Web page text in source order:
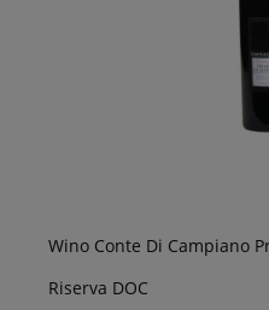
Wino Conte Di Campiano
Riserva DOC